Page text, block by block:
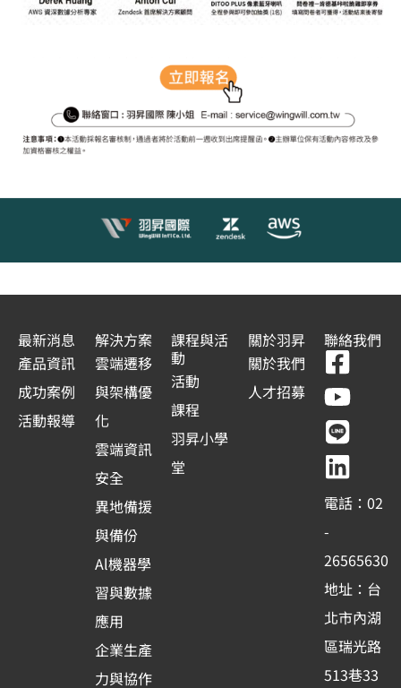
最新消息
產品資訊
成功案例
活動報導
解決方案
雲端遷移
與架構優
化
雲端資訊
安全
異地備援
與備份
Al機器學
習與數據
應用
企業生產
力與協作
課程與活
動
活動
課程
羽昇小學
堂
關於羽昇
關於我們
人才招募
聯絡我們
F
a
c
e
b
o
o
k
-
s
q
u
Y
o
u
t
u
b
e
L
i
n
e
L
i
n
k
e
d
i
n
電話：02
-
26565630
地址：台
北市內湖
區瑞光路
513巷33